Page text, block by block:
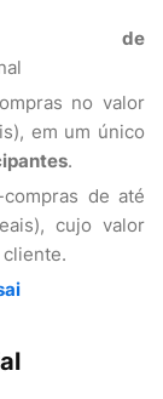
de
no valor
em um único
.
de até
cujo valor